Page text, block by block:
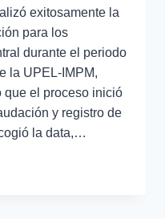
exitosamente la
para los
durante el periodo
la UPEL-IMPM,
que el proceso inició
y registro de
la data,…